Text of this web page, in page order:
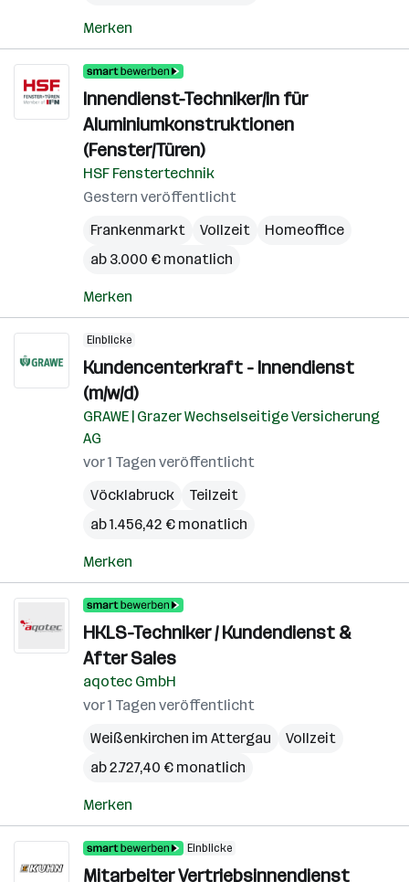
Merken
Innendienst-Techniker/in für
Aluminiumkonstruktionen
(Fenster/Türen)
HSF Fenstertechnik
Gestern veröffentlicht
Frankenmarkt
Vollzeit
Homeoffice
ab 3.000 € monatlich
Merken
Einblicke
Kundencenterkraft - Innendienst
(m/w/d)
GRAWE | Grazer Wechselseitige Versicherung
AG
vor 1 Tagen veröffentlicht
Vöcklabruck
Teilzeit
ab 1.456,42 € monatlich
Merken
HKLS-Techniker / Kundendienst &
After Sales
aqotec GmbH
vor 1 Tagen veröffentlicht
Weißenkirchen im Attergau
Vollzeit
ab 2.727,40 € monatlich
Merken
Einblicke
Mitarbeiter Vertriebsinnendienst